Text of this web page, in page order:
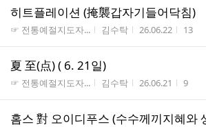
히트플레이션 (掩襲갑자기들어닥침)
게시판명
☞ 전통예절지도자... 작성자
김수탁 작성시간
26.06.22 조회수
13
夏 至(点) ( 6. 21일)
게시판명
☞ 전통예절지도자... 작성자
김수탁 작성시간
26.06.21 조회수
9
홈스 對 오이디푸스 (수수께끼지혜와